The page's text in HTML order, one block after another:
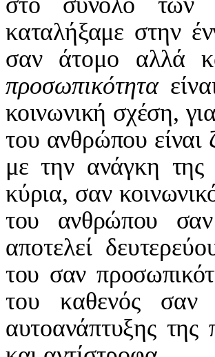
καταλήξαμε στην
σαν άτομο αλλά
προσωπικότητα
κοινωνική σχέση,
του ανθρώπου είναι
με την ανάγκη
κύρια, σαν
του ανθρώπου
αποτελεί
του σαν
του καθενός σαν
αυτοανάπτυξης